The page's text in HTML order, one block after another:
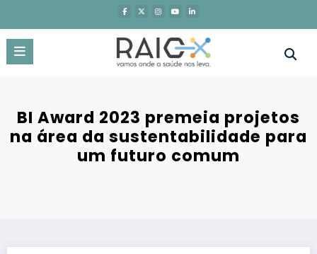
o
conteúdo
BI Award 2023 premeia projetos
na área da sustentabilidade para
um futuro comum